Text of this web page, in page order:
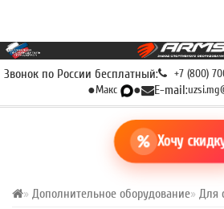
Звонок по России бесплатный: +7 (800)
●Макс ● E-mail:
Хочу
Дополнительное оборудование Для